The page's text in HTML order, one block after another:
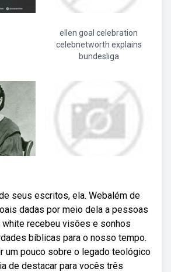
ellen goal celebration
celebnetworth explains
bundesliga
seus escritos, ela. Webalém de
dadas por meio dela a pessoas
recebeu visões e sonhos
bíblicas para o nosso tempo.
um pouco sobre o legado teológico
de destacar para vocês três